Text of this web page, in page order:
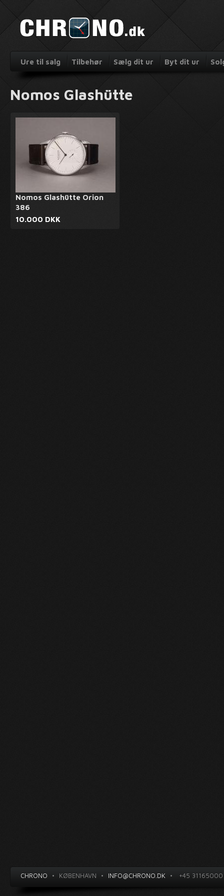
Ure til salg Tilbehør Sælg dit ur Byt dit ur
Nomos Glashütte
Nomos Glashütte Orion
386
10.000 DKK
CHRONO • KØBENHAVN • INFO@CHRONO.DK • +45 31165000